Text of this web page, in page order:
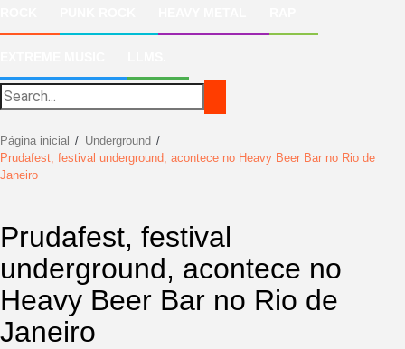
Página inicial
Underground
Prudafest, festival underground, acontece no Heavy Beer Bar no Rio de
Janeiro
Prudafest, festival
underground, acontece no
Heavy Beer Bar no Rio de
Janeiro